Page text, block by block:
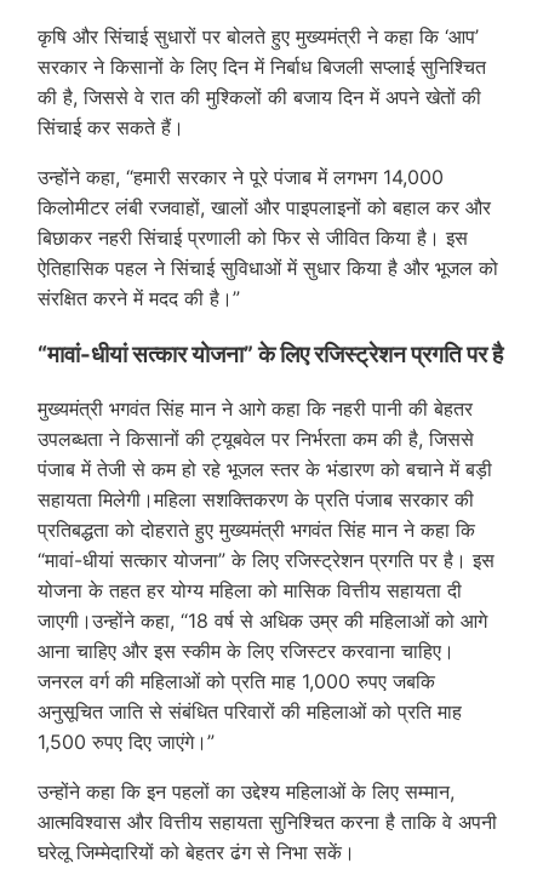
कृषि और सिंचाई सुधारों पर बोलते हुए मुख्यमंत्री ने कहा कि ‘आप’
सरकार ने किसानों के लिए दिन में निर्बाध बिजली सप्लाई सुनिश्चित
की है, जिससे वे रात की मुश्किलों की बजाय दिन में अपने खेतों की
सिंचाई कर सकते हैं।
उन्होंने कहा, “हमारी सरकार ने पूरे पंजाब में लगभग 14,000
किलोमीटर लंबी रजवाहों, खालों और पाइपलाइनों को बहाल कर और
बिछाकर नहरी सिंचाई प्रणाली को फिर से जीवित किया है। इस
ऐतिहासिक पहल ने सिंचाई सुविधाओं में सुधार किया है और भूजल को
संरक्षित करने में मदद की है।”
“मावां-धीयां सत्कार योजना” के लिए रजिस्ट्रेशन प्रगति पर है
मुख्यमंत्री भगवंत सिंह मान ने आगे कहा कि नहरी पानी की बेहतर
उपलब्धता ने किसानों की ट्यूबवेल पर निर्भरता कम की है, जिससे
पंजाब में तेजी से कम हो रहे भूजल स्तर के भंडारण को बचाने में बड़ी
सहायता मिलेगी।महिला सशक्तिकरण के प्रति पंजाब सरकार की
प्रतिबद्धता को दोहराते हुए मुख्यमंत्री भगवंत सिंह मान ने कहा कि
“मावां-धीयां सत्कार योजना” के लिए रजिस्ट्रेशन प्रगति पर है। इस
योजना के तहत हर योग्य महिला को मासिक वित्तीय सहायता दी
जाएगी।उन्होंने कहा, “18 वर्ष से अधिक उम्र की महिलाओं को आगे
आना चाहिए और इस स्कीम के लिए रजिस्टर करवाना चाहिए।
जनरल वर्ग की महिलाओं को प्रति माह 1,000 रुपए जबकि
अनुसूचित जाति से संबंधित परिवारों की महिलाओं को प्रति माह
1,500 रुपए दिए जाएंगे।”
उन्होंने कहा कि इन पहलों का उद्देश्य महिलाओं के लिए सम्मान,
आत्मविश्वास और वित्तीय सहायता सुनिश्चित करना है ताकि वे अपनी
घरेलू जिम्मेदारियों को बेहतर ढंग से निभा सकें।